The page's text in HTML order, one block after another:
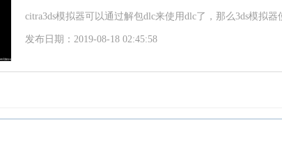
citra3ds模拟器可以通过解包dlc来使用dlc了，那么3ds模拟
发布日期：2019-08-18 02:45:58